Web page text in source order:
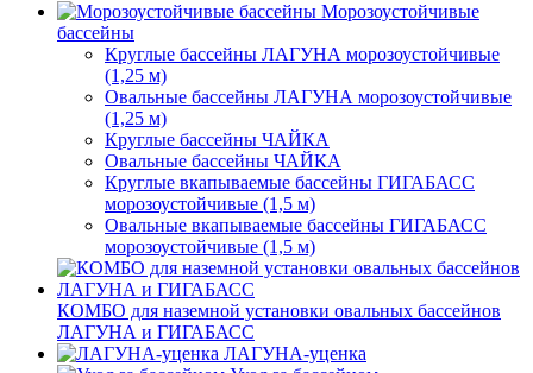
Морозоустойчивые
бассейны
Круглые бассейны ЛАГУНА морозоустойчивые
(1,25 м)
Овальные бассейны ЛАГУНА морозоустойчивые
(1,25 м)
Круглые бассейны ЧАЙКА
Овальные бассейны ЧАЙКА
Круглые вкапываемые бассейны ГИГАБАСС
морозоустойчивые (1,5 м)
Овальные вкапываемые бассейны ГИГАБАСС
морозоустойчивые (1,5 м)
КОМБО для наземной установки овальных бассейнов
ЛАГУНА и ГИГАБАСС
ЛАГУНА-уценка